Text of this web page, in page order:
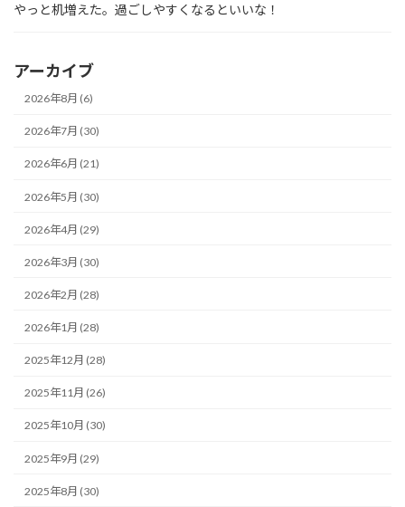
やっと机増えた。過ごしやすくなるといいな！
アーカイブ
2026年8月 (6)
2026年7月 (30)
2026年6月 (21)
2026年5月 (30)
2026年4月 (29)
2026年3月 (30)
2026年2月 (28)
2026年1月 (28)
2025年12月 (28)
2025年11月 (26)
2025年10月 (30)
2025年9月 (29)
2025年8月 (30)